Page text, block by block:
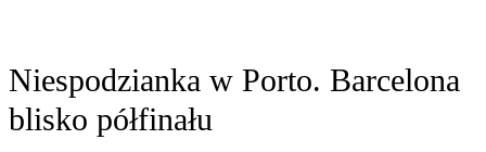
Niespodzianka w Porto. Barcelona
blisko półfinału